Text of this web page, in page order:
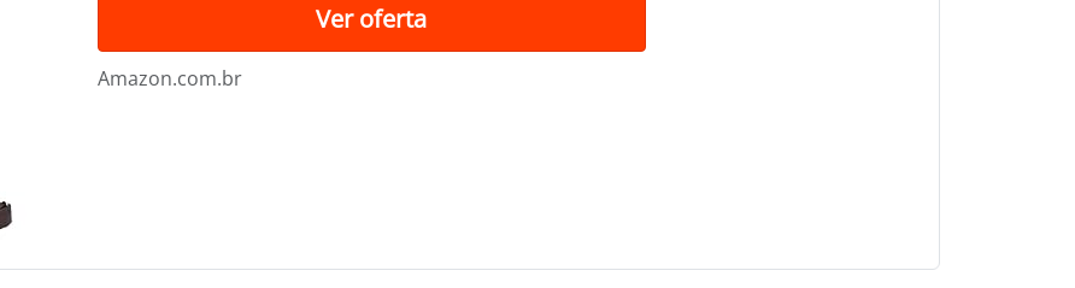
Ver oferta
Amazon.com.br